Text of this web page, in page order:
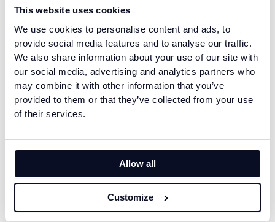
This website uses cookies
We use cookies to personalise content and ads, to
provide social media features and to analyse our traffic.
We also share information about your use of our site with
our social media, advertising and analytics partners who
may combine it with other information that you’ve
provided to them or that they’ve collected from your use
of their services.
Allow all
Customize